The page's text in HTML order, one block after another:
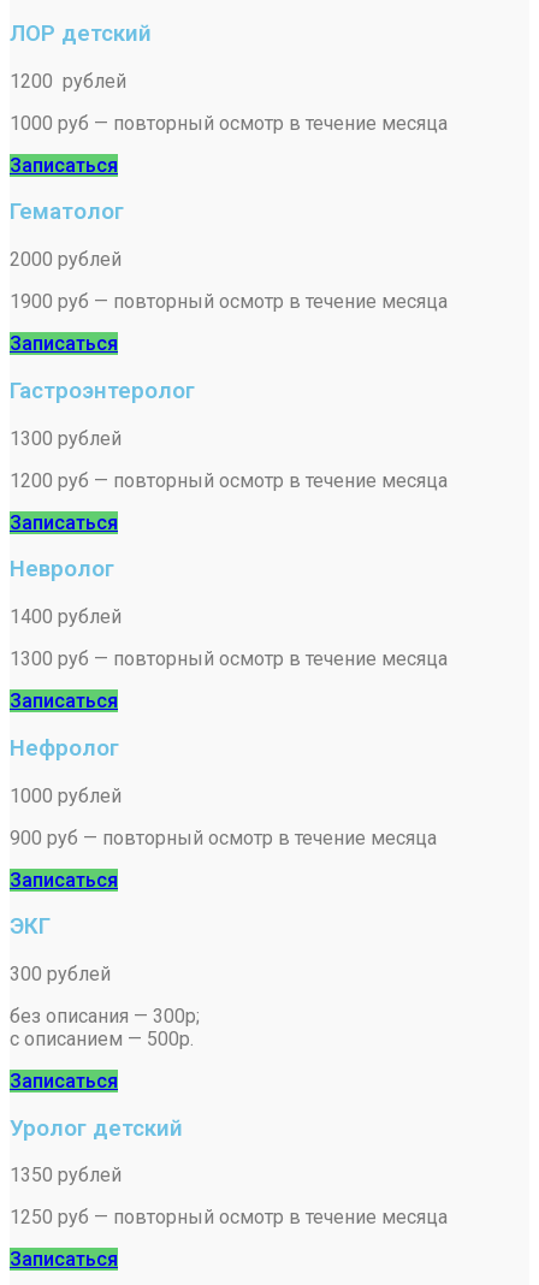
ЛОР детский
1200 рублей
1000 руб — повторный осмотр в течение месяца
Записаться
Гематолог
2000 рублей
1900 руб — повторный осмотр в течение месяца
Записаться
Гастроэнтеролог
1300 рублей
1200 руб — повторный осмотр в течение месяца
Записаться
Невролог
1400 рублей
1300 руб — повторный осмотр в течение месяца
Записаться
Нефролог
1000 рублей
900 руб — повторный осмотр в течение месяца
Записаться
ЭКГ
300 рублей
без описания — 300р;
с описанием — 500р.
Записаться
Уролог детский
1350 рублей
1250 руб — повторный осмотр в течение месяца
Записаться